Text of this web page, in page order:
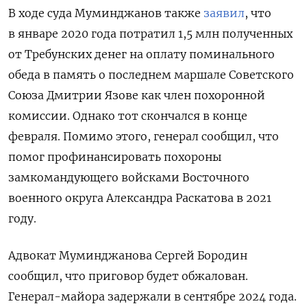
В ходе суда Муминджанов также заявил, что
в январе 2020 года потратил 1,5 млн полученных
от Требунских денег на оплату поминального
обеда в память о последнем маршале Советского
Союза Дмитрии Язове как член похоронной
комиссии. Однако тот скончался в конце
февраля. Помимо этого, генерал сообщил, что
помог профинансировать похороны
замкомандующего войсками Восточного
военного округа Александра Раскатова в 2021
году.
Адвокат Муминджанова Сергей Бородин
сообщил, что приговор будет обжалован.
Генерал-майора задержали в сентябре 2024 года.